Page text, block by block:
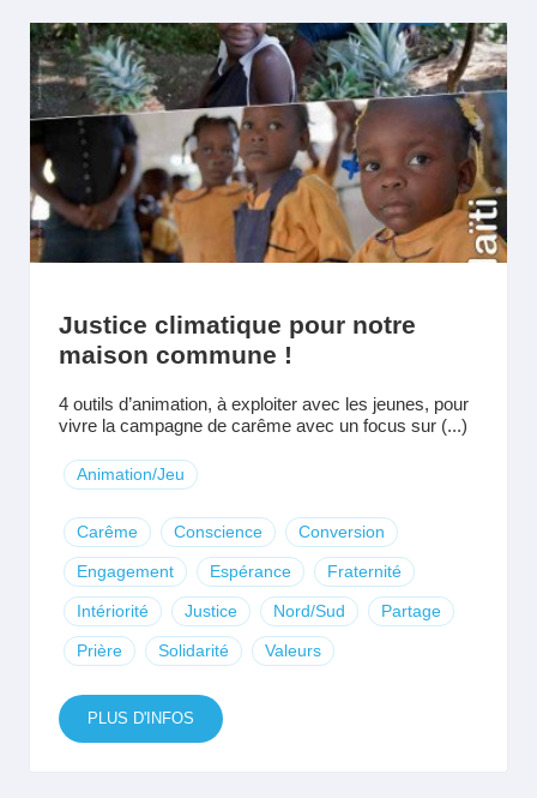
Justice climatique pour notre
maison commune !
4 outils d’animation, à exploiter avec les jeunes, pour
vivre la campagne de carême avec un focus sur (...)
Animation/Jeu
Carême Conscience Conversion
Engagement Espérance Fraternité
Intériorité Justice Nord/Sud Partage
Prière Solidarité Valeurs
PLUS D'INFOS